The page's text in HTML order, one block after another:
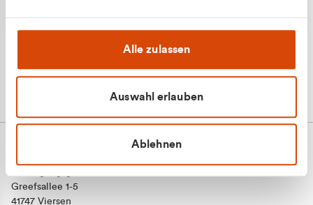
Alle zulassen
Auswahl erlauben
Ablehnen
Greefsallee 1-5
41747 Viersen